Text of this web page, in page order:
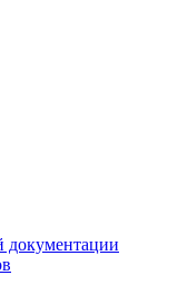
документации